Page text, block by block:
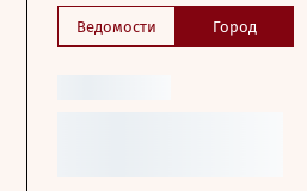
Ведомости Город